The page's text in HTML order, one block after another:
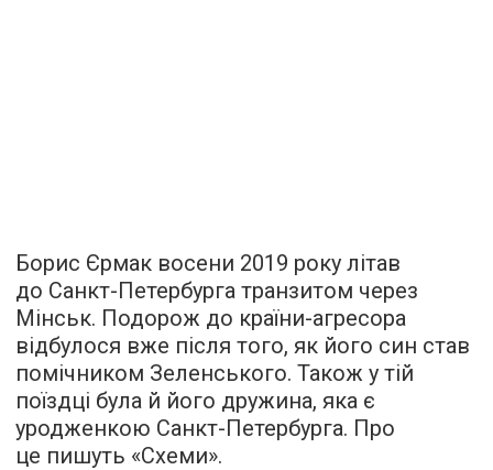
Борис Єрмак восени 2019 року літав
до Санкт-Петербурга транзитом через
Мінськ. Подорож до країни-агресора
відбулося вже після того, як його син став
помічником Зеленського. Також у тій
поїздці була й його дружина, яка є
уродженкою Санкт-Петербурга. Про
це пишуть «Схеми».